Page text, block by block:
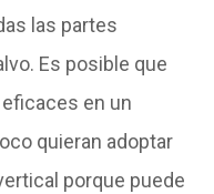
las partes
Es posible que
en un
quieran adoptar
porque puede